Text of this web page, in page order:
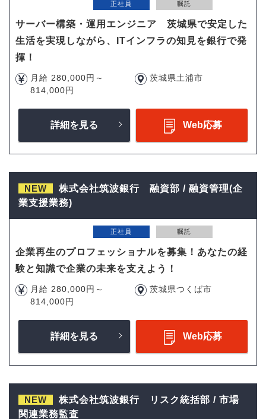
正社員 嘱託
サーバー構築・運用エンジニア 茨城県で安定した
生活を実現しながら、ITインフラの知見を銀行で発
揮！
月給 280,000円～
814,000円
茨城県土浦市
詳細を見る Web応募
NEW
株式会社筑波銀行 融資部 / 融資管理(企
業支援業務)
正社員 嘱託
企業再生のプロフェッショナルを募集！あなたの経
験と知識で企業の未来を支えよう！
月給 280,000円～
814,000円
茨城県つくば市
詳細を見る Web応募
NEW
株式会社筑波銀行 リスク統括部 / 市場
関連業務監査